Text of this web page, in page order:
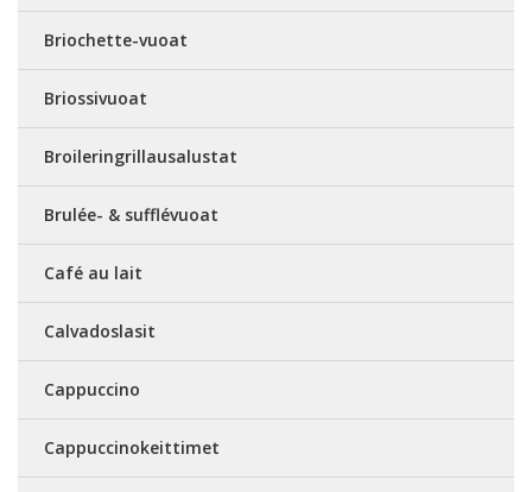
Briochette-vuoat
Briossivuoat
Broileringrillausalustat
Brulée- & sufflévuoat
Café au lait
Calvadoslasit
Cappuccino
Cappuccinokeittimet